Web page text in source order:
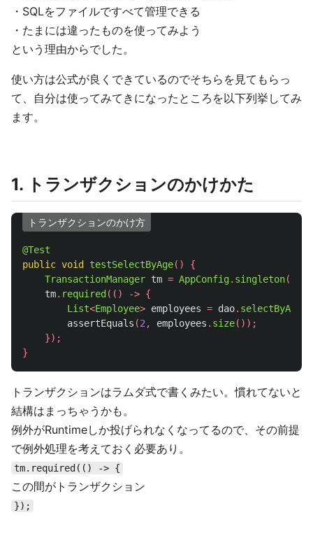
・SQLをファイルですべて管理できる
・たまには違ったものを使ってみよう
という理由からでした。
使い方は公式が良くできているのでそちらを見てもらっ
て、自分は使ってみてきになったところを以下列挙してみ
ます。
1. トランザクションのかけかた
トランザクションのかけ方
@Test
public void testSelectByAge()
{
TransactionManager tm = AppConfig. singleton().
tm. required (() -> {
List<Employee> employees = dao. selectByAge
assertEquals (2 , employees . size());
});
}
トランザクションはラムダ式で書くみたい。慣れてないと
結構はまっちゃうかも。
例外がRuntimeしか投げられなくなってるので、その前提
で例外処理を考えておく必要あり。
tm.required(() -> {
この間がトランザクション
});